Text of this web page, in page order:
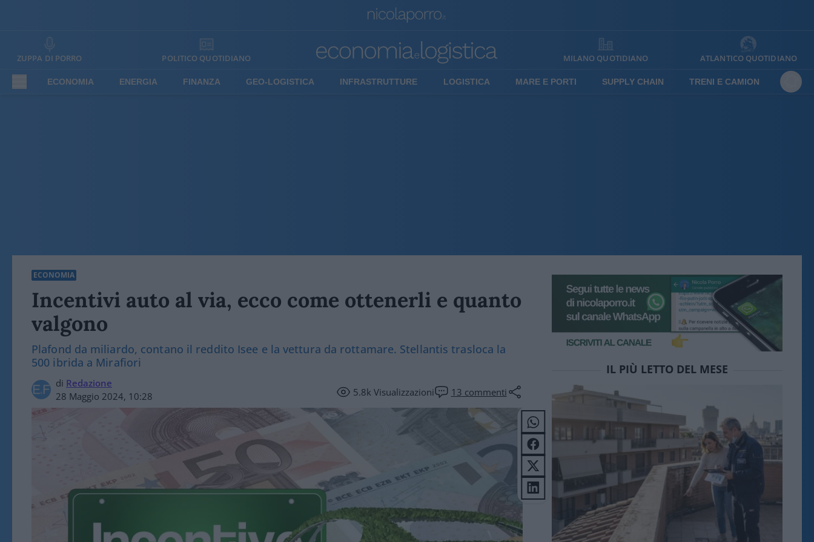
ZUPPA DI PORRO POLITICO QUOTIDIANO MILANO QUOTIDIANO ATLANTICO QUOTIDIANO
ECONOMIA ENERGIA FINANZA GEO-LOGISTICA INFRASTRUTTURE LOGISTICA MARE E PORTI SUPPLY CHAIN TRENI E CAMION
ECONOMIA
Incentivi auto al via, ecco come ottenerli e quanto
valgono
Plafond da miliardo, contano il reddito Isee e la vettura da rottamare. Stellantis trasloca la
500 ibrida a Mirafiori
di Redazione
28 Maggio 2024, 10:28
5.8kVisualizzazioni 13 commenti
IL PIÙ LETTO DEL MESE